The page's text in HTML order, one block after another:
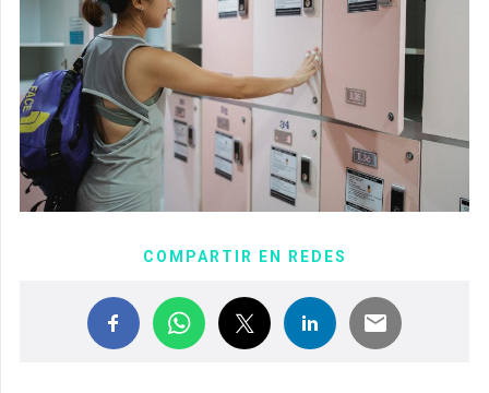
COMPARTIR EN REDES